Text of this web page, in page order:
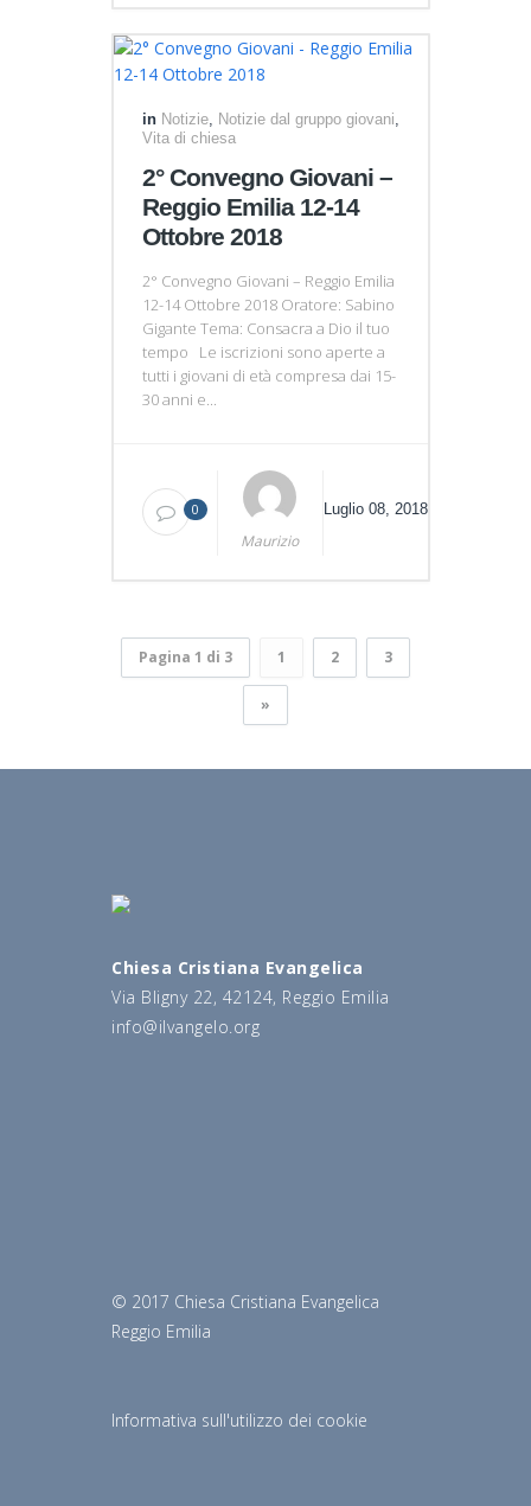
in Notizie, Notizie dal gruppo giovani,
Vita di chiesa
2° Convegno Giovani –
Reggio Emilia 12-14
Ottobre 2018
2° Convegno Giovani – Reggio Emilia
12-14 Ottobre 2018 Oratore: Sabino
Gigante Tema: Consacra a Dio il tuo
tempo Le iscrizioni sono aperte a
tutti i giovani di età compresa dai 15-
30 anni e...
0
Maurizio
Luglio 08, 2018
Pagina 1 di 3 1 2 3
»
Chiesa Cristiana Evangelica
Via Bligny 22, 42124, Reggio Emilia
info@ilvangelo.org
© 2017 Chiesa Cristiana Evangelica
Reggio Emilia
Informativa sull'utilizzo dei cookie